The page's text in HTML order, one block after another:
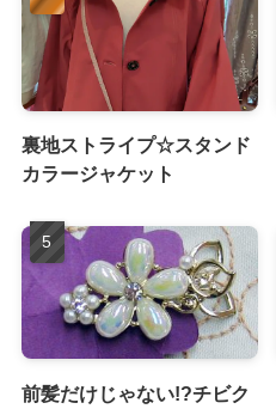
裏地ストライプ☆スタンド
カラージャケット
前髪だけじゃない!?チビク